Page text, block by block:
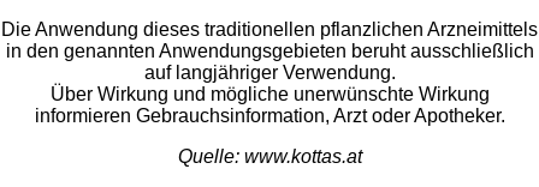
Die Anwendung dieses traditionellen pflanzlichen Arzneimittels
in den genannten Anwendungsgebieten beruht ausschließlich
auf langjähriger Verwendung.
Über Wirkung und mögliche unerwünschte Wirkung
informieren Gebrauchsinformation, Arzt oder Apotheker.
Quelle: www.kottas.at